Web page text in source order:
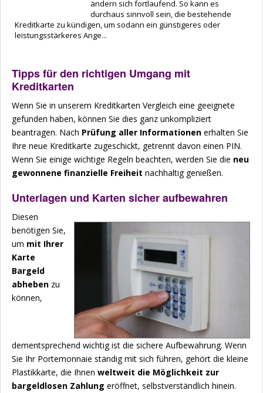
ändern sich fortlaufend. So kann es
durchaus sinnvoll sein, die bestehende
Kreditkarte zu kündigen, um sodann ein günstigeres oder
leistungsstärkeres Ange...
Tipps für den richtigen Umgang mit
Kreditkarten
Wenn Sie in unserem Kreditkarten Vergleich eine geeignete
gefunden haben, können Sie dies ganz unkompliziert
beantragen. Nach Prüfung aller Informationen erhalten Sie
Ihre neue Kreditkarte zugeschickt, getrennt davon einen PIN.
Wenn Sie einige wichtige Regeln beachten, werden Sie die neu
gewonnene finanzielle Freiheit nachhaltig genießen.
Unterlagen und Karten sicher aufbewahren
Diesen
benötigen Sie,
um mit Ihrer
Karte
Bargeld
abheben zu
können,
dementsprechend wichtig ist die sichere Aufbewahrung. Wenn
Sie Ihr Portemonnaie ständig mit sich führen, gehört die kleine
Plastikkarte, die Ihnen weltweit die Möglichkeit zur
bargeldlosen Zahlung eröffnet, selbstverständlich hinein.